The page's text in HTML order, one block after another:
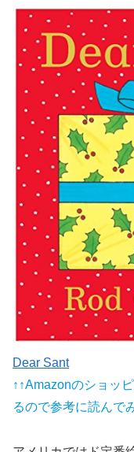
Dear Sant
↑↑Amazonのショッ
るので参考に読んで